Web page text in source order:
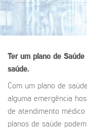
Ter um plano de
saúde.
Com um plano de
alguma emergência
de atendimento médico
planos de saúde